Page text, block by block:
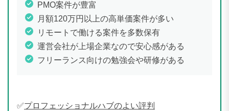
PMO案件が豊富
月額120万円以上の高単価案件が多い
リモートで働ける案件を多数保有
運営会社が上場企業なので安心感がある
フリーランス向けの勉強会や研修がある
✅プロフェッショナルハブのよい評判